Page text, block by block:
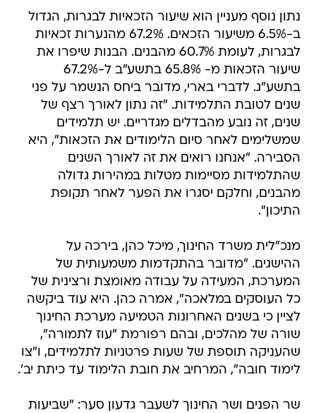
נתון נוסף מעניין הוא שיעור הזכאיות לבגרות, הגדול
ב-6.5% משיעור הזכאים. 67.2% מהנערות זכאיות
לבגרות, לעומת 60.7% מהבנים. הבנות שיפרו את
שיעור הזכאות מ- 65.8% בתשע"ב ל-67.2%
בתשע"ג. לדברי בארי, מדובר ביחס הנשמר על פני
שנים לטובת התלמידות. "זה נתון לאורך רצף של
שנים, זה נובע מהבדלים מגדריים. יש תלמידים
שמשלימים לאחר סיום הלימודים את הזכאות", היא
הסבירה. "אנחנו רואים את זה לאורך השנים
שהתלמידות מסיימות מטלות במהירות גדולה
מהבנים, וחלקם יסגרו את הפער לאחר תקופת
התיכון".
מנכ"לית משרד החינוך, מיכל כהן, בירכה על
ההישגים. "מדובר בהתקדמות משמעותית של
המערכת, המעידה על עבודה מאומצת ורצינית של
כל העוסקים במלאכה", אמרה כהן. היא עוד ביקשה
לציין כי בשנים האחרונות הטמיעה מערכת החינוך
שורה של מהלכים, ובהם רפורמת "עוז לתמורה",
שהעניקה תוספת של שעות פרטניות לתלמידים, ו"צו
לימוד חובה", המרחיב את חובת הלימוד עד כיתת יב'.
שר הפנים ושר החינוך לשעבר גדעון סער: "שביעות